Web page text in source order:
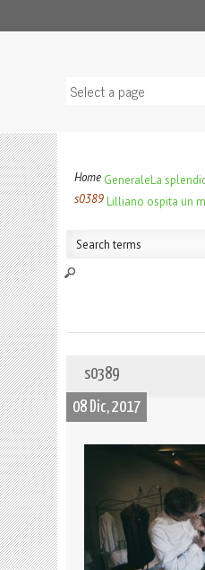
Home GeneraleLa
Lilliano ospita un
s0389
s0389
08 Dic, 2017